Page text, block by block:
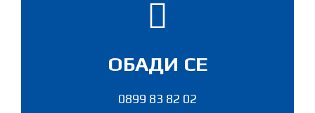
ОБАДИ СЕ
0899 83 82 02